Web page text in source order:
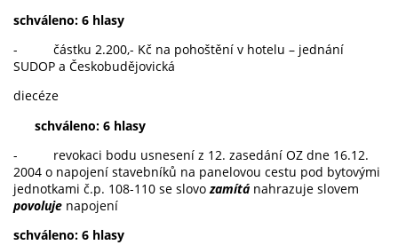
schváleno: 6 hlasy
- částku 2.200,- Kč na pohoštění v hotelu – jednání
SUDOP a Českobudějovická
diecéze
schváleno: 6 hlasy
- revokaci bodu usnesení z 12. zasedání OZ dne 16.12.
2004 o napojení stavebníků na panelovou cestu pod bytovými
jednotkami č.p. 108-110 se slovozamítá nahrazuje slovem
povoluje napojení
schváleno: 6 hlasy